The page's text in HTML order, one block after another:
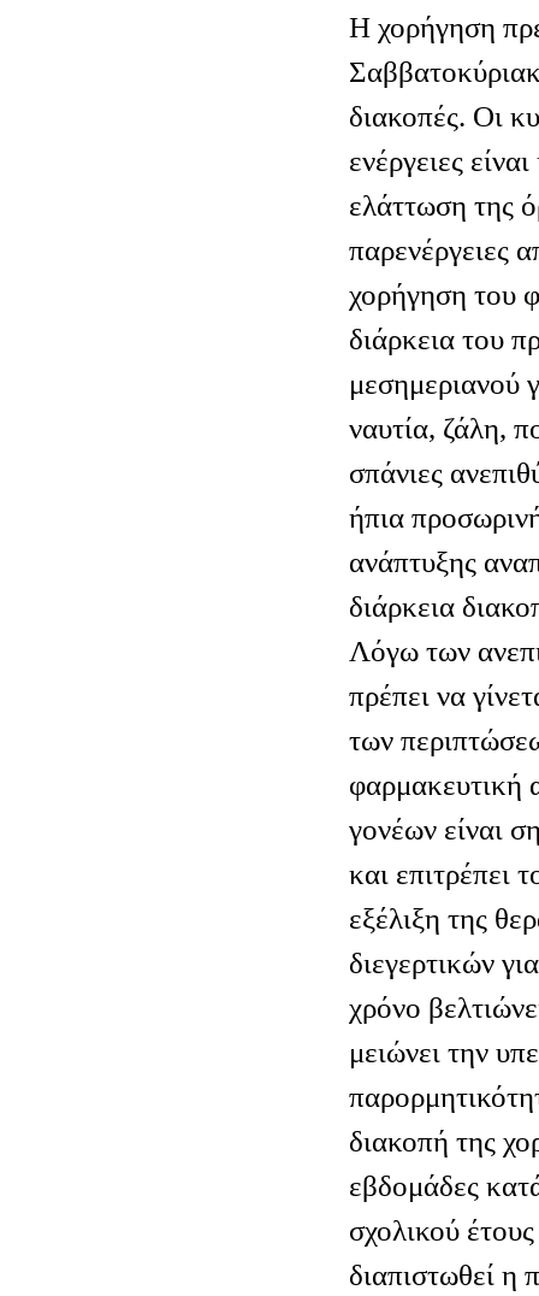
Η χορήγηση
διακοπές. Οι
ενέργειες
ελάττωση της
παρενέργειες
χορήγηση του
διάρκεια του
μεσημεριανού
ναυτία, ζάλη,
σπάνιες
ήπια
ανάπτυξης
διάρκεια
Λόγω των
πρέπει να
των
γονέων είναι
και επιτρέπει
εξέλιξη της
διεγερτικών
χρόνο
μειώνει την
διακοπή της
εβδομάδες
σχολικού
διαπιστωθεί η